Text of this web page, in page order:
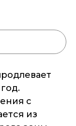
с
из